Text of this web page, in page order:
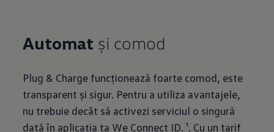
Automat și comod
Plug & Charge funcționează foarte comod, este
transparent și sigur. Pentru a utiliza avantajele,
nu trebuie decât să activezi serviciul o singură
dată în aplicația ta We Connect ID. ¹. Cu un tarif